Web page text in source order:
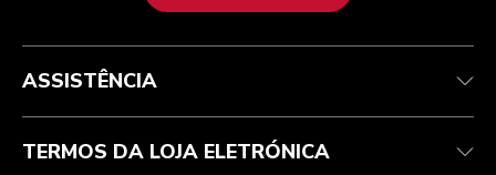
Health Check
Atendimento ao cliente
Acompanhar a sua encomenda
Garantia e documentos
Perguntas frequentes
Termos e condições
Envio e entrega
Devoluções e reembolsos
Marca
ODR
A marca
A nossa história
ASSISTÊNCIA
TERMOS DA LOJA ELETRÓNICA